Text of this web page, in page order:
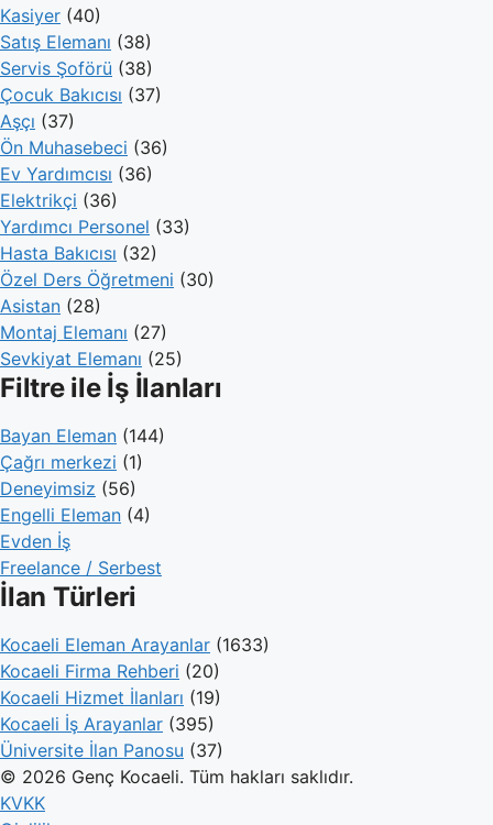
Kasiyer (40)
Satış Elemanı (38)
Servis Şoförü (38)
Çocuk Bakıcısı (37)
Aşçı (37)
Ön Muhasebeci (36)
Ev Yardımcısı (36)
Elektrikçi (36)
Yardımcı Personel (33)
Hasta Bakıcısı (32)
Özel Ders Öğretmeni (30)
Asistan (28)
Montaj Elemanı (27)
Sevkiyat Elemanı (25)
Filtre ile İş İlanları
Bayan Eleman (144)
Çağrı merkezi (1)
Deneyimsiz (56)
Engelli Eleman (4)
Evden İş
Freelance / Serbest
İlan Türleri
Kocaeli Eleman Arayanlar (1633)
Kocaeli Firma Rehberi (20)
Kocaeli Hizmet İlanları (19)
Kocaeli İş Arayanlar (395)
Üniversite İlan Panosu (37)
© 2026 Genç Kocaeli. Tüm hakları saklıdır.
KVKK